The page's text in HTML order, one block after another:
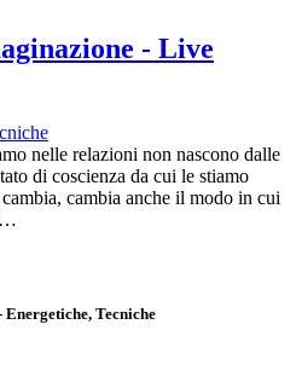
- Live
nelle relazioni non nascono dalle
di coscienza da cui le stiamo
cambia anche il modo in cui
Tecniche